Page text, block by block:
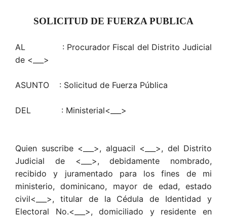
SOLICITUD DE FUERZA PUBLICA
AL : Procurador Fiscal del Distrito Judicial
de <___>
ASUNTO : Solicitud de Fuerza Pública
DEL : Ministerial<___>
Quien suscribe <___>, alguacil <___>, del Distrito
Judicial de <___>, debidamente nombrado,
recibido y juramentado para los fines de mi
ministerio, dominicano, mayor de edad, estado
civil<___>, titular de la Cédula de Identidad y
Electoral No.<___>, domiciliado y residente en